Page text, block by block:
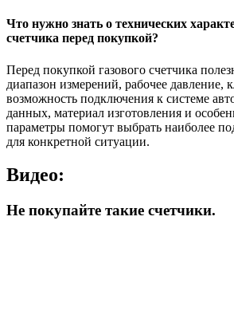
Что нужно знать о технических
счетчика перед покупкой?
Перед покупкой газового счетчика
диапазон измерений, рабочее давление,
возможность подключения к системе
данных, материал изготовления и
параметры помогут выбрать наиболее
для конкретной ситуации.
Видео:
Не покупайте такие счетчики.